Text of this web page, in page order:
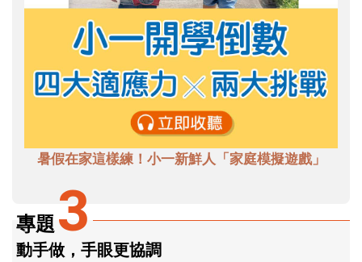
暑假在家這樣練！小一新鮮人「家庭模擬遊戲」
專題3
動手做，手眼更協調